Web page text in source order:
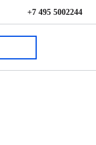
+7 495 5002244